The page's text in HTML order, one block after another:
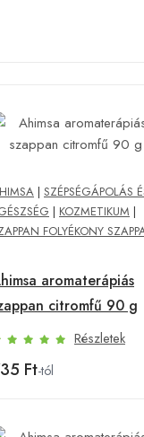
| SZÉPSÉGÁPOLÁS
| KOZMETIKUM |
FOLYÉKONY
aromaterápiás
citromfű 90 g
Részletek
Ft-tól